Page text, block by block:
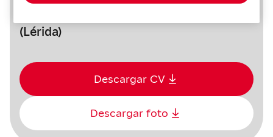
(Lérida)
Descargar CV
Descargar foto